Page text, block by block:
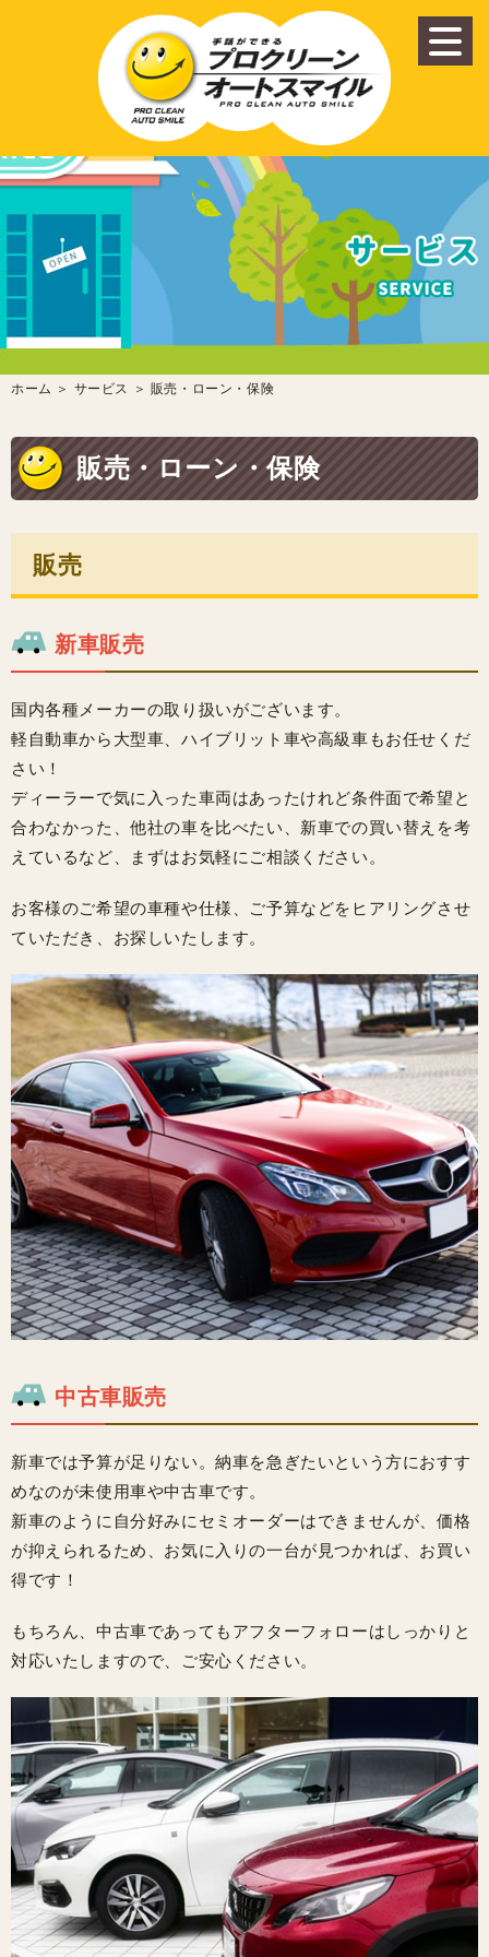
ホーム ＞ サービス ＞ 販売・ローン・保険
販売・ローン・保険
販売
新車販売
国内各種メーカーの取り扱いがございます。
軽自動車から大型車、ハイブリット車や高級車もお任せくだ
さい！
ディーラーで気に入った車両はあったけれど条件面で希望と
合わなかった、他社の車を比べたい、新車での買い替えを考
えているなど、まずはお気軽にご相談ください。
お客様のご希望の車種や仕様、ご予算などをヒアリングさせ
ていただき、お探しいたします。
中古車販売
新車では予算が足りない。納車を急ぎたいという方におすす
めなのが未使用車や中古車です。
新車のように自分好みにセミオーダーはできませんが、価格
が抑えられるため、お気に入りの一台が見つかれば、お買い
得です！
もちろん、中古車であってもアフターフォローはしっかりと
対応いたしますので、ご安心ください。